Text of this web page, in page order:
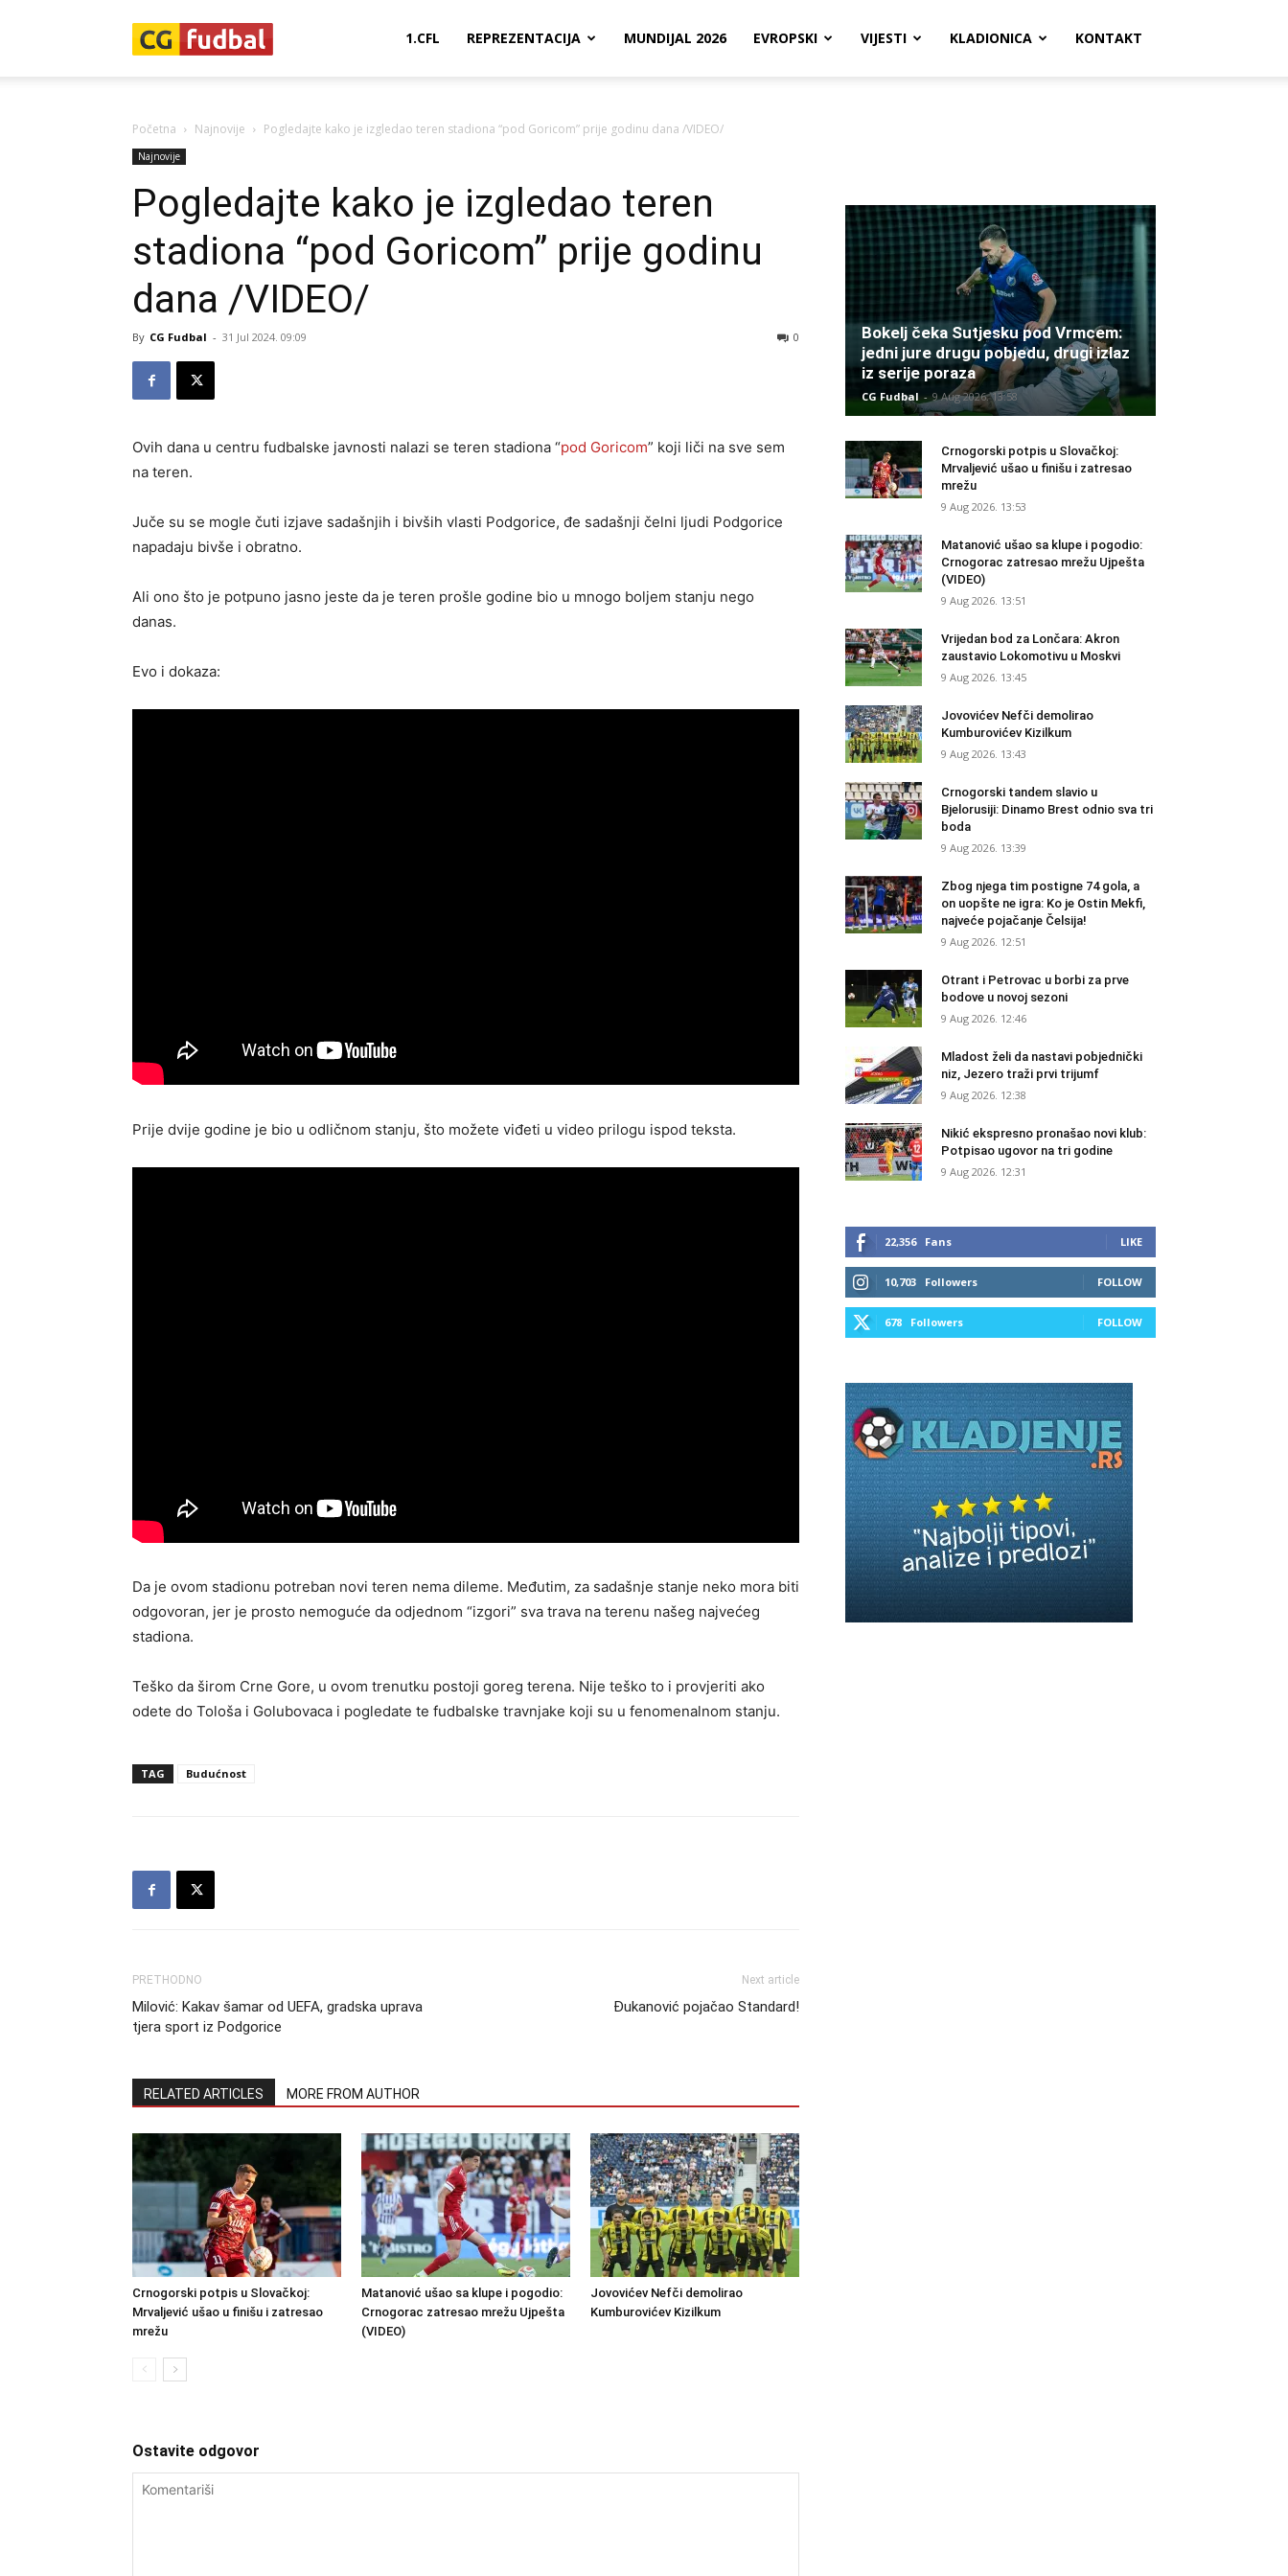
1.CFL REPREZENTACIJA MUNDIJAL 2026 EVROPSKI VIJESTI KLADIONICA KONTAKT
Početna Najnovije Pogledajte kako je izgledao teren stadiona “pod Goricom” prije godinu dana /VIDEO/
Najnovije
Pogledajte kako je izgledao teren
stadiona “pod Goricom” prije godinu
dana /VIDEO/
By CG Fudbal - 31 Jul 2024. 09:09 0
Ovih dana u centru fudbalske javnosti nalazi se teren stadiona “pod Goricom” koji liči na sve sem
na teren.
Juče su se mogle čuti izjave sadašnjih i bivših vlasti Podgorice, đe sadašnji čelni ljudi Podgorice
napadaju bivše i obratno.
Ali ono što je potpuno jasno jeste da je teren prošle godine bio u mnogo boljem stanju nego
danas.
Evo i dokaza:
Prije dvije godine je bio u odličnom stanju, što možete viđeti u video prilogu ispod teksta.
Da je ovom stadionu potreban novi teren nema dileme. Međutim, za sadašnje stanje neko mora biti
odgovoran, jer je prosto nemoguće da odjednom “izgori” sva trava na terenu našeg najvećeg
stadiona.
Teško da širom Crne Gore, u ovom trenutku postoji goreg terena. Nije teško to i provjeriti ako
odete do Tološa i Golubovaca i pogledate te fudbalske travnjake koji su u fenomenalnom stanju.
TAG Budućnost
PRETHODNO
Milović: Kakav šamar od UEFA, gradska uprava
tjera sport iz Podgorice
Next article
Đukanović pojačao Standard!
RELATED ARTICLES MORE FROM AUTHOR
Crnogorski potpis u Slovačkoj:
Mrvaljević ušao u finišu i zatresao
mrežu
Matanović ušao sa klupe i pogodio:
Crnogorac zatresao mrežu Ujpešta
(VIDEO)
Jovovićev Nefči demolirao
Kumburovićev Kizilkum
Ostavite odgovor
Bokelj čeka Sutjesku pod Vrmcem:
jedni jure drugu pobjedu, drugi izlaz
iz serije poraza
CG Fudbal - 9 Aug 2026. 13:58
Crnogorski potpis u Slovačkoj:
Mrvaljević ušao u finišu i zatresao
mrežu
9 Aug 2026. 13:53
Matanović ušao sa klupe i pogodio:
Crnogorac zatresao mrežu Ujpešta
(VIDEO)
9 Aug 2026. 13:51
Vrijedan bod za Lončara: Akron
zaustavio Lokomotivu u Moskvi
9 Aug 2026. 13:45
Jovovićev Nefči demolirao
Kumburovićev Kizilkum
9 Aug 2026. 13:43
Crnogorski tandem slavio u
Bjelorusiji: Dinamo Brest odnio sva tri
boda
9 Aug 2026. 13:39
Zbog njega tim postigne 74 gola, a
on uopšte ne igra: Ko je Ostin Mekfi,
najveće pojačanje Čelsija!
9 Aug 2026. 12:51
Otrant i Petrovac u borbi za prve
bodove u novoj sezoni
9 Aug 2026. 12:46
Mladost želi da nastavi pobjednički
niz, Jezero traži prvi trijumf
9 Aug 2026. 12:38
Nikić ekspresno pronašao novi klub:
Potpisao ugovor na tri godine
9 Aug 2026. 12:31
22,356 Fans LIKE
10,703 Followers FOLLOW
678 Followers FOLLOW